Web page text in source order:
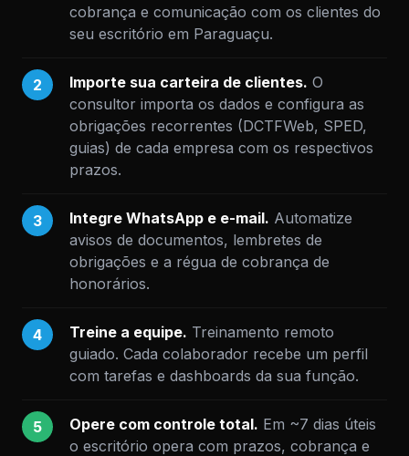
cobrança e comunicação com os clientes do
seu escritório em Paraguaçu.
2 Importe sua carteira de clientes. O
consultor importa os dados e configura as
obrigações recorrentes (DCTFWeb, SPED,
guias) de cada empresa com os respectivos
prazos.
3 Integre WhatsApp e e-mail. Automatize
avisos de documentos, lembretes de
obrigações e a régua de cobrança de
honorários.
4 Treine a equipe. Treinamento remoto
guiado. Cada colaborador recebe um perfil
com tarefas e dashboards da sua função.
5 Opere com controle total. Em ~7 dias úteis
o escritório opera com prazos, cobrança e